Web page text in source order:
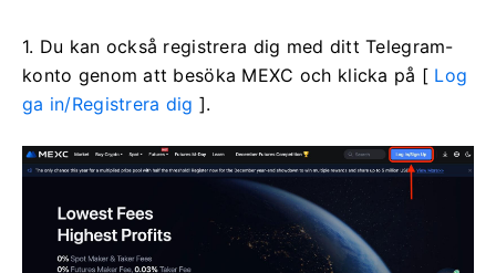
1. Du kan också registrera dig med ditt Telegram-
konto genom att besöka MEXC och klicka på [ Log
ga in/Registrera dig ].